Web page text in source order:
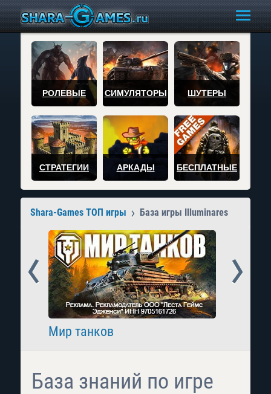
РОЛЕВЫЕ СИМУЛЯТОРЫ ШУТЕРЫ
СТРАТЕГИИ АРКАДЫ БЕСПЛАТНЫЕ
Shara-Games ТОП игры База игры Illuminares
Мир танков
Prev
База знаний по игре